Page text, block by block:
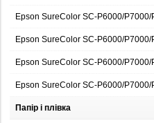
Epson SureColor SC-P6000/
Epson SureColor SC-P6000/
Epson SureColor SC-P6000/
Epson SureColor SC-P6000/
Папір і плівка